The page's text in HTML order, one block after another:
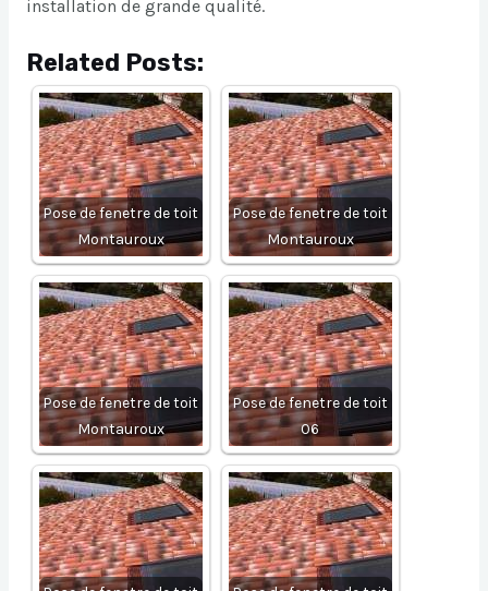
installation de grande qualité.
Related Posts:
Pose de fenetre de toit
Montauroux
Pose de fenetre de toit
Montauroux
Pose de fenetre de toit
Montauroux
Pose de fenetre de toit
06